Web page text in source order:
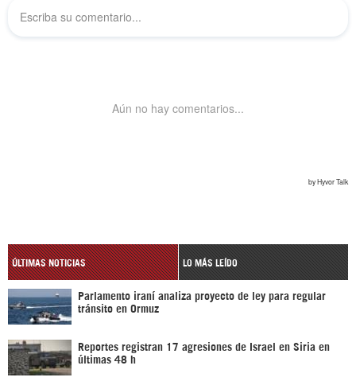
ÚLTIMAS NOTICIAS LO MÁS LEÍDO
Parlamento iraní analiza proyecto de ley para regular
tránsito en Ormuz
Reportes registran 17 agresiones de Israel en Siria en
últimas 48 h